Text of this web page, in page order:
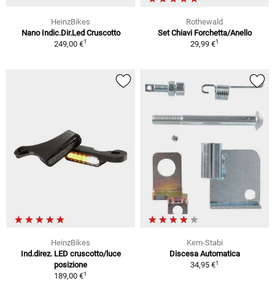
HeinzBikes
Nano Indic.Dir.Led Cruscotto
249,00 €1
Rothewald
Set Chiavi Forchetta/Anello
29,99 €1
HeinzBikes
Ind.direz. LED cruscotto/luce
posizione
189,00 €1
Kern-Stabi
Discesa Automatica
34,95 €1